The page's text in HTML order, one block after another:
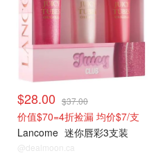
$28.00 $37.00
价值$70=4折捡漏 均价$7/支
Lancome 迷你唇彩3支装
@dealmoon.ca